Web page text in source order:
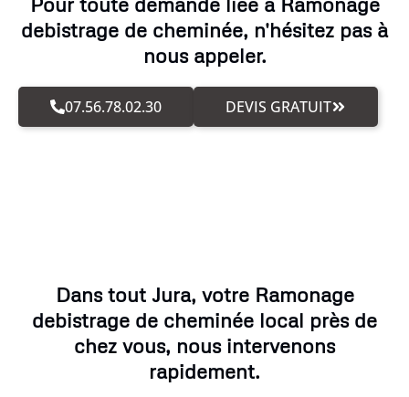
debistrage de cheminée, n'hésitez pas à
nous appeler.
07.56.78.02.30 DEVIS GRATUIT
Dans tout Jura, votre Ramonage
debistrage de cheminée local près de
chez vous, nous intervenons
rapidement.